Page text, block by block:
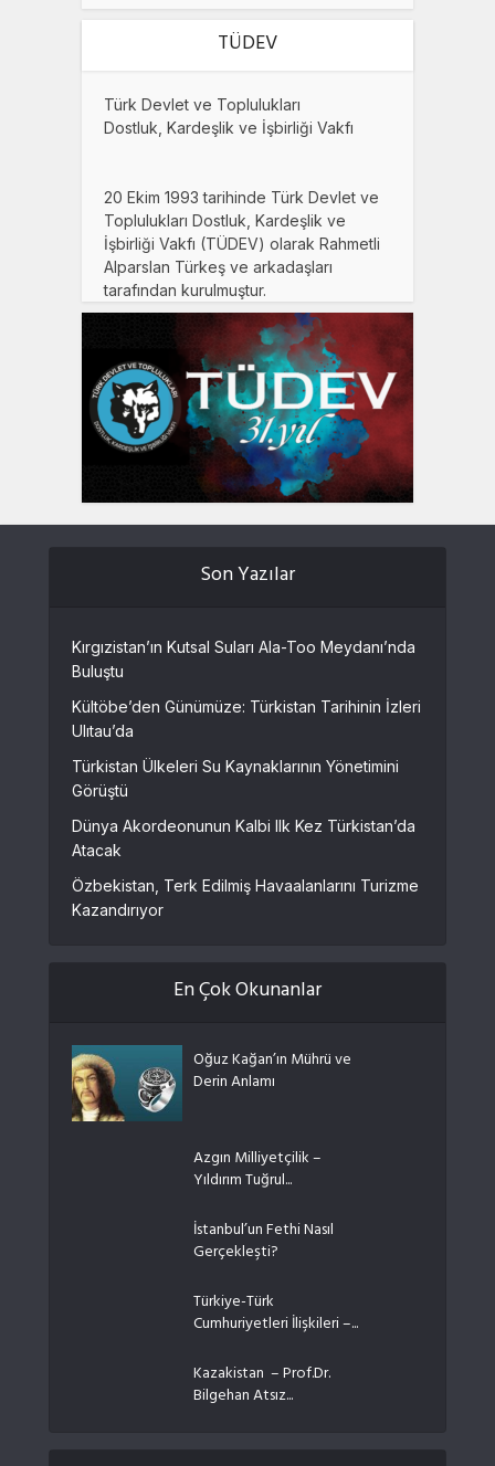
TÜDEV
Türk Devlet ve Toplulukları
Dostluk, Kardeşlik ve İşbirliği Vakfı
20 Ekim 1993 tarihinde Türk Devlet ve
Toplulukları Dostluk, Kardeşlik ve
İşbirliği Vakfı (TÜDEV) olarak Rahmetli
Alparslan Türkeş ve arkadaşları
tarafından kurulmuştur.
Son Yazılar
Kırgızistan’ın Kutsal Suları Ala-Too Meydanı’nda
Buluştu
Kültöbe’den Günümüze: Türkistan Tarihinin İzleri
Ulıtau’da
Türkistan Ülkeleri Su Kaynaklarının Yönetimini
Görüştü
Dünya Akordeonunun Kalbi Ilk Kez Türkistan’da
Atacak
Özbekistan, Terk Edilmiş Havaalanlarını Turizme
Kazandırıyor
En Çok Okunanlar
Oğuz Kağan’ın Mührü ve
Derin Anlamı
Azgın Milliyetçilik –
Yıldırım Tuğrul...
İstanbul’un Fethi Nasıl
Gerçekleşti?
Türkiye-Türk
Cumhuriyetleri İlişkileri –...
Kazakistan – Prof.Dr.
Bilgehan Atsız...